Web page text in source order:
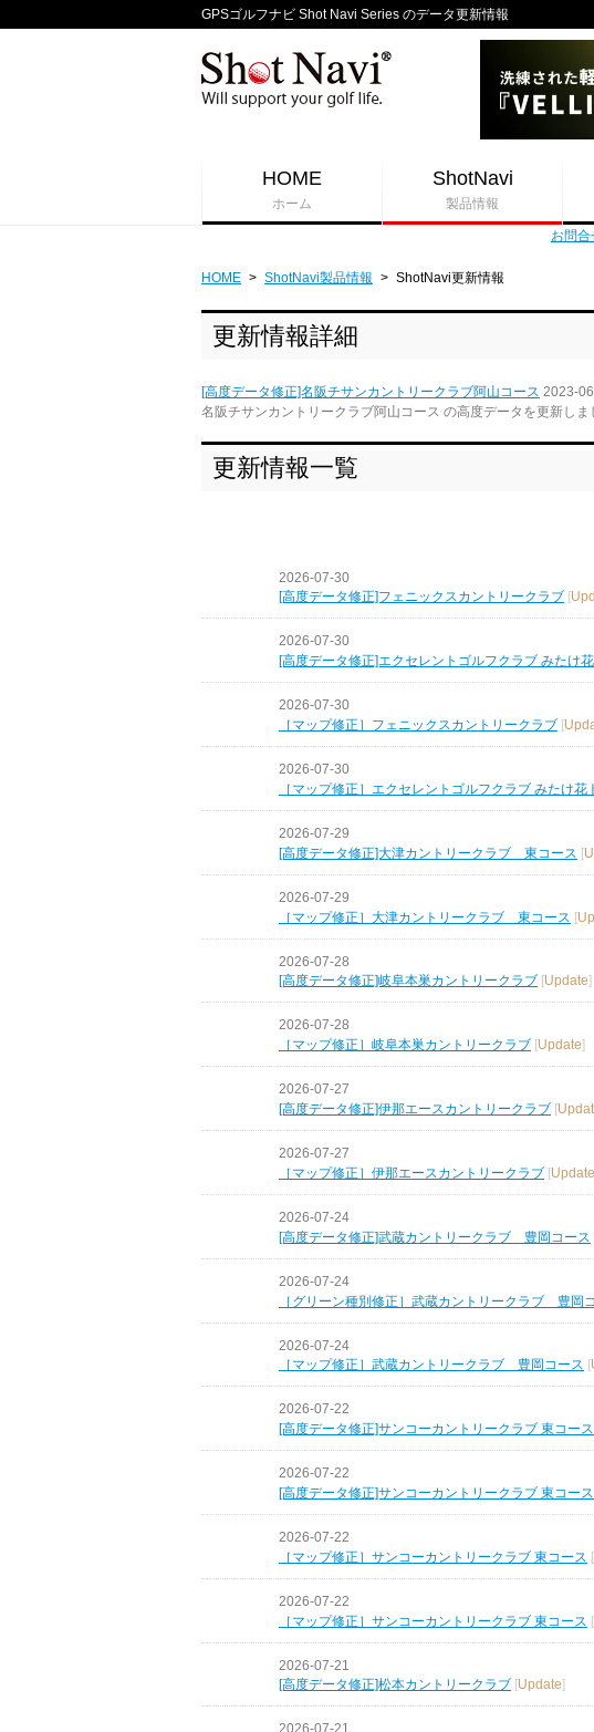
GPSゴルフナビ Shot Navi Series のデータ更新情報
HOME
ホーム
ShotNavi
製品情報
お問
HOME > ShotNavi製品情報 > ShotNavi更新情報
更新情報詳細
[高度データ修正]名阪チサンカントリークラブ阿山コース 2023-
名阪チサンカントリークラブ阿山コース の高度データを更新しま
更新情報一覧
2026-07-30
[高度データ修正]フェニックスカントリークラブ [
2026-07-30
[高度データ修正]エクセレントゴルフクラブ みたけ
2026-07-30
［マップ修正］フェニックスカントリークラブ [
2026-07-30
［マップ修正］エクセレントゴルフクラブ みたけ花
2026-07-29
[高度データ修正]大津カントリークラブ 東コース [
2026-07-29
［マップ修正］大津カントリークラブ 東コース [
2026-07-28
[高度データ修正]岐阜本巣カントリークラブ [Update]
2026-07-28
［マップ修正］岐阜本巣カントリークラブ [Update]
2026-07-27
[高度データ修正]伊那エースカントリークラブ [
2026-07-27
［マップ修正］伊那エースカントリークラブ [Update
2026-07-24
[高度データ修正]武蔵カントリークラブ 豊岡コース
2026-07-24
［グリーン種別修正］武蔵カントリークラブ 豊岡
2026-07-24
［マップ修正］武蔵カントリークラブ 豊岡コース [
2026-07-22
[高度データ修正]サンコーカントリークラブ 東コース
2026-07-22
[高度データ修正]サンコーカントリークラブ 東コース
2026-07-22
［マップ修正］サンコーカントリークラブ 東コース [
2026-07-22
［マップ修正］サンコーカントリークラブ 東コース [
2026-07-21
[高度データ修正]松本カントリークラブ [Update]